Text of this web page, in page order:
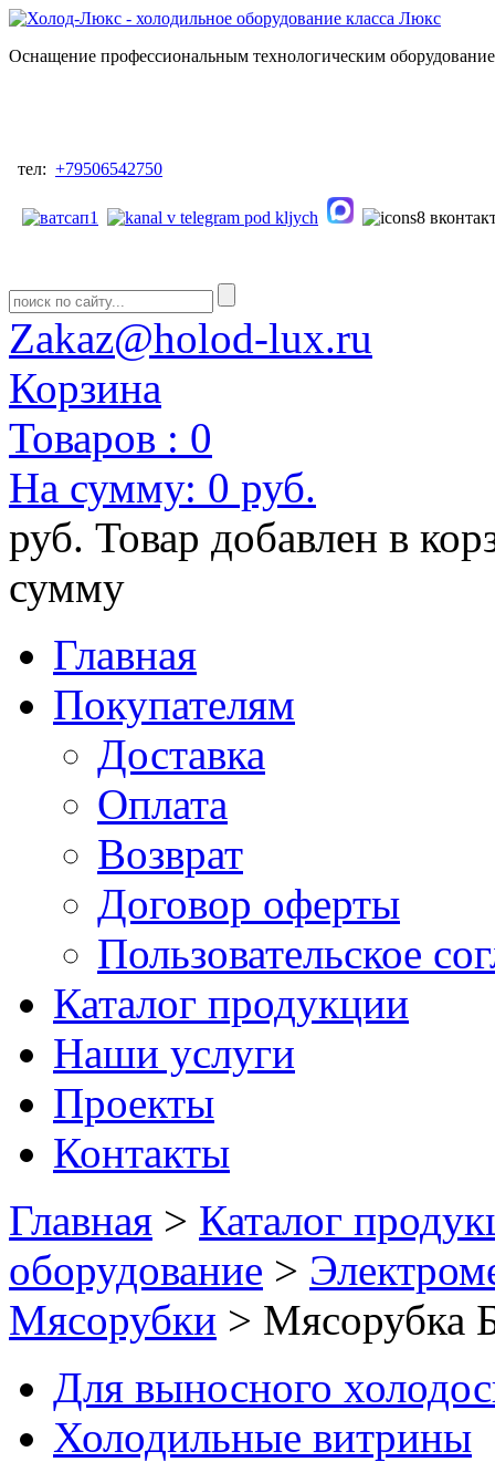
Оснащение профессиональным технологическим
тел: +79506542750
Zakaz@holod-lux.ru
Корзина
Товаров : 0
На сумму: 0 руб.
руб. Товар добавлен в
сумму
Главная
Покупателям
Доставка
Оплата
Возврат
Договор оферты
Пользовательское
Каталог продукции
Наши услуги
Проекты
Контакты
Главная > Каталог
оборудование >
Мясорубки >
Для выносного
Холодильные витрины